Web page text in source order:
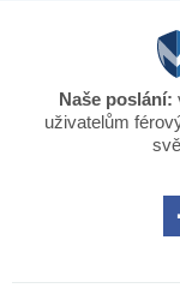
Naše poslání:
uživatelům